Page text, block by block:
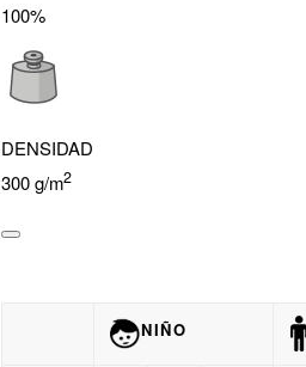
100%
DENSIDAD
300 g/m2
NIÑO